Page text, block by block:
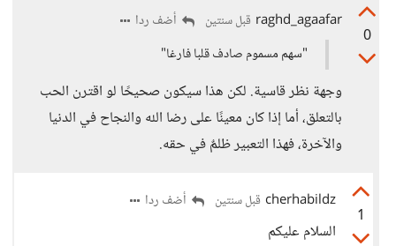
0
raghd_agaafar قبل سنتين
أضف ردا
"سهم مسموم صادف قلبا فارغا"
وجهة نظر قاسية. لكن هذا سيكون صحيحًا لو اقترن الحب
بالتعلق، أما إذا كان معينًا على رضا الله والنجاح في الدنيا
والآخرة، فهذا التعبير ظلمٌ في حقه.
1
cherhabildz قبل سنتين أضف ردا
السلام عليكم